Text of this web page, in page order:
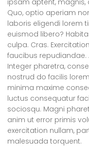
ipsam aptent, magnis,
Quo, optio aperiam
laboris eligendi lorem
euismod libero?
culpa. Cras.
faucibus repudiandae.
Integer pharetra,
nostrud do facilis
minima maxime
luctus consequatur
sociosqu. Magni
anim ut error primis
exercitation nullam,
malesuada torquent.